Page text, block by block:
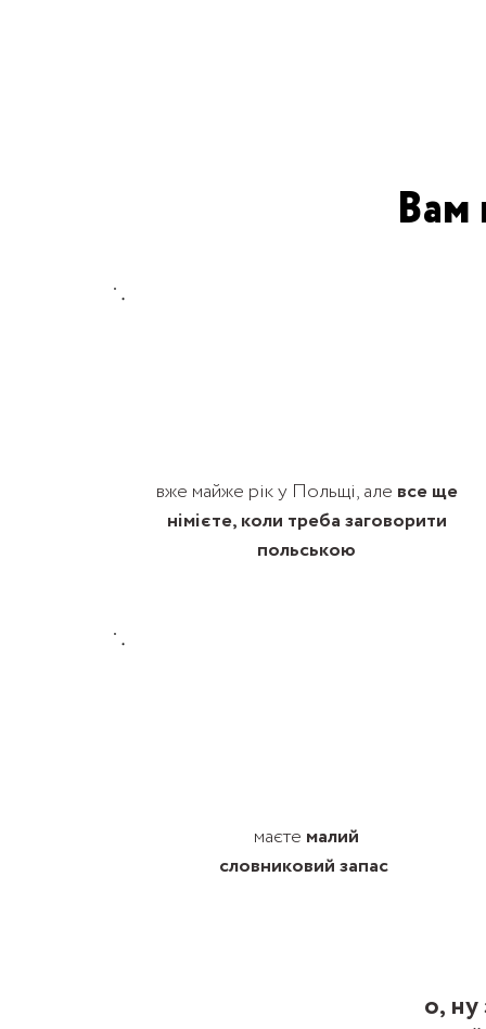
Вам
вже майже рік у Польщі, але все ще
німієте, коли треба заговорити
польською
маєте малий
словниковий запас
о,